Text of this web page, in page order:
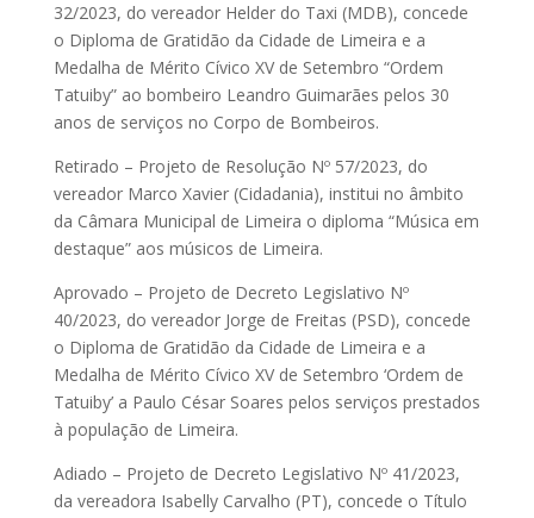
32/2023, do vereador Helder do Taxi (MDB), concede
o Diploma de Gratidão da Cidade de Limeira e a
Medalha de Mérito Cívico XV de Setembro “Ordem
Tatuiby” ao bombeiro Leandro Guimarães pelos 30
anos de serviços no Corpo de Bombeiros.
Retirado – Projeto de Resolução Nº 57/2023, do
vereador Marco Xavier (Cidadania), institui no âmbito
da Câmara Municipal de Limeira o diploma “Música em
destaque” aos músicos de Limeira.
Aprovado – Projeto de Decreto Legislativo Nº
40/2023, do vereador Jorge de Freitas (PSD), concede
o Diploma de Gratidão da Cidade de Limeira e a
Medalha de Mérito Cívico XV de Setembro ‘Ordem de
Tatuiby’ a Paulo César Soares pelos serviços prestados
à população de Limeira.
Adiado – Projeto de Decreto Legislativo Nº 41/2023,
da vereadora Isabelly Carvalho (PT), concede o Título